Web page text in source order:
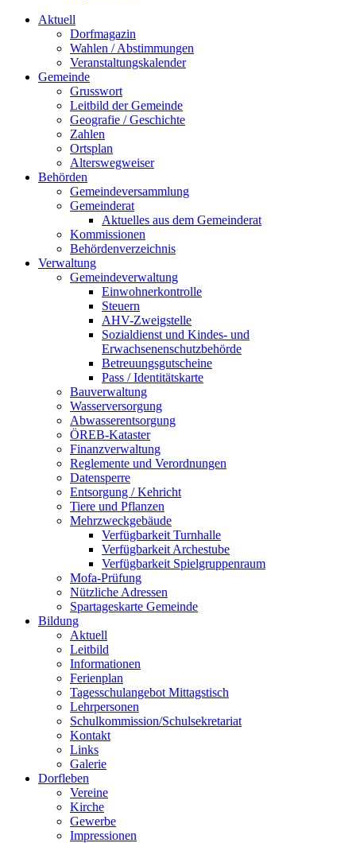
Aktuell
Dorfmagazin
Wahlen / Abstimmungen
Veranstaltungskalender
Gemeinde
Grusswort
Leitbild der Gemeinde
Geografie / Geschichte
Zahlen
Ortsplan
Alterswegweiser
Behörden
Gemeindeversammlung
Gemeinderat
Aktuelles aus dem Gemeinderat
Kommissionen
Behördenverzeichnis
Verwaltung
Gemeindeverwaltung
Einwohnerkontrolle
Steuern
AHV-Zweigstelle
Sozialdienst und Kindes- und
Erwachsenenschutzbehörde
Betreuungsgutscheine
Pass / Identitätskarte
Bauverwaltung
Wasserversorgung
Abwasserentsorgung
ÖREB-Kataster
Finanzverwaltung
Reglemente und Verordnungen
Datensperre
Entsorgung / Kehricht
Tiere und Pflanzen
Mehrzweckgebäude
Verfügbarkeit Turnhalle
Verfügbarkeit Archestube
Verfügbarkeit Spielgruppenraum
Mofa-Prüfung
Nützliche Adressen
Spartageskarte Gemeinde
Bildung
Aktuell
Leitbild
Informationen
Ferienplan
Tagesschulangebot Mittagstisch
Lehrpersonen
Schulkommission/Schulsekretariat
Kontakt
Links
Galerie
Dorfleben
Vereine
Kirche
Gewerbe
Impressionen